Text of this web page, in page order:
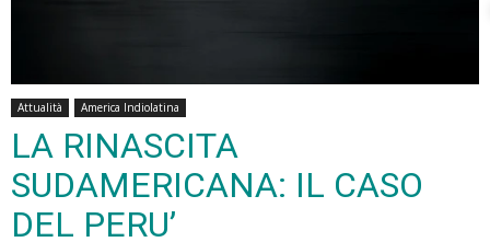
Attualità America Indiolatina
LA RINASCITA
SUDAMERICANA: IL CASO
DEL PERU’